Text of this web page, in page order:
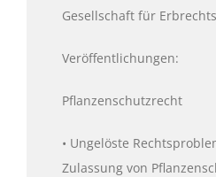
Gesellschaft für
Veröffentlichungen:
Pflanzenschutzrecht
• Ungelöste
Zulassung von